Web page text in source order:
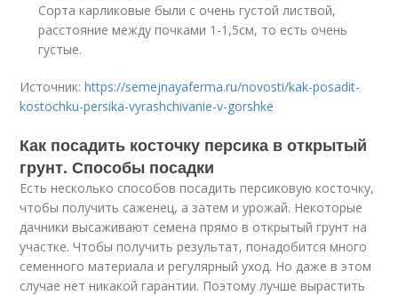
Сорта карликовые были с очень густой листвой,
расстояние между почками 1-1,5см, то есть очень
густые.
Источник:https://semejnayaferma.ru/novosti/kak-posadit-
kostochku-persika-vyrashchivanie-v-gorshke
Как посадить косточку персика в открытый
грунт. Способы посадки
Есть несколько способов посадить персиковую косточку,
чтобы получить саженец, а затем и урожай. Некоторые
дачники высаживают семена прямо в открытый грунт на
участке. Чтобы получить результат, понадобится много
семенного материала и регулярный уход. Но даже в этом
случае нет никакой гарантии. Поэтому лучше вырастить